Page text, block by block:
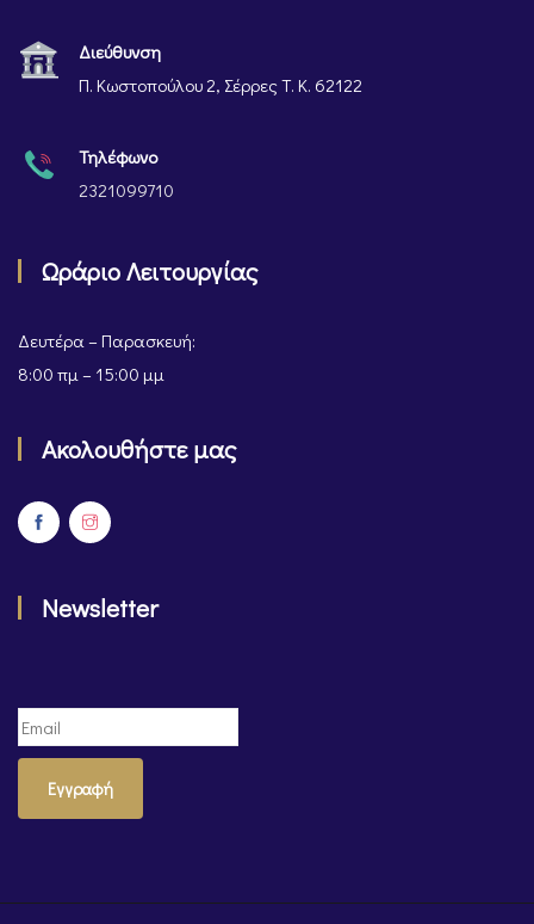
Διεύθυνση
Π. Κωστοπούλου 2, Σέρρες Τ. Κ. 62122
Τηλέφωνο
2321099710
Ωράριο Λειτουργίας
Δευτέρα – Παρασκευή:
8:00 πμ – 15:00 μμ
Ακολουθήστε μας
Newsletter
Εγγραφή